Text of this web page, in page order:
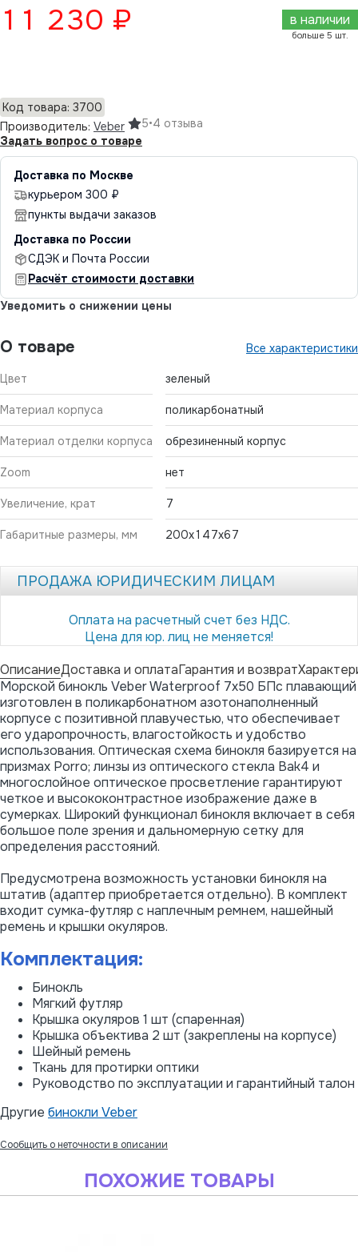
ПРОДАЖА ЮРИДИЧЕСКИМ ЛИЦАМ
Оплата на расчетный счет без НДС.
Цена для юр. лиц не меняется!
О товаре Все характеристики
Цвет зеленый
Материал корпуса поликарбонатный
Материал отделки корпуса обрезиненный корпус
Zoom нет
Увеличение, крат 7
Габаритные размеры, мм 200х147х67
11 230 ₽ в наличии
больше 5 шт.
Код товара: 3700
Производитель: Veber 5•4 отзыва
Задать вопрос о товаре
Доставка по Москве
курьером 300 ₽
пункты выдачи заказов
Доставка по России
СДЭК и Почта России
Расчёт стоимости доставки
Уведомить о снижении цены
ОписаниеДоставка и оплатаГарантия и возврат
Морской бинокль Veber Waterproof 7x50 БПс плавающий
изготовлен в поликарбонатном азотонаполненный
корпусе с позитивной плавучестью, что обеспечивает
его ударопрочность, влагостойкость и удобство
использования. Оптическая схема бинокля базируется на
призмах Porro; линзы из оптического стекла Bak4 и
многослойное оптическое просветление гарантируют
четкое и высококонтрастное изображение даже в
сумерках. Широкий функционал бинокля включает в себя
большое поле зрения и дальномерную сетку для
определения расстояний.
Предусмотрена возможность установки бинокля на
штатив (адаптер приобретается отдельно). В комплект
входит сумка-футляр с наплечным ремнем, нашейный
ремень и крышки окуляров.
Комплектация:
Бинокль
Мягкий футляр
Крышка окуляров 1 шт (спаренная)
Крышка объектива 2 шт (закреплены на корпусе)
Шейный ремень
Ткань для протирки оптики
Руководство по эксплуатации и гарантийный талон
Другие бинокли Veber
Сообщить о неточности в описании
ПОХОЖИЕ ТОВАРЫ